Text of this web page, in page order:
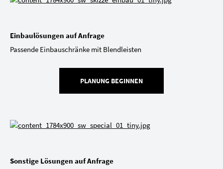
Einbaulösungen auf Anfrage
Passende Einbauschränke mit Blendleisten
PLANUNG BEGINNEN
Sonstige Lösungen auf Anfrage